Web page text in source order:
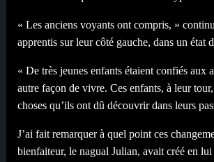
« Les anciens voyants ont compris, »
apprentis sur leur côté gauche, dans un état
« De très jeunes enfants étaient confiés aux
autre façon de vivre. Ces enfants, à leur
choses qu’ils ont dû découvrir dans leurs
J’ai fait remarquer à quel point ces
bienfaiteur, le nagual Julian, avait créé en